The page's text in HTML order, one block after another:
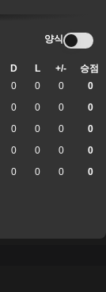
양식
D L +/- 승점
0 0 0 0
0 0 0 0
0 0 0 0
0 0 0 0
0 0 0 0